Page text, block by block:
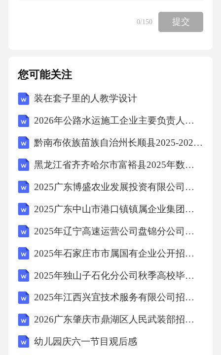
判断推理5、半导体在我们的日常生活中有着广
（）
B、硅不是半导体材料
C、温度升高，半导体的电阻会随之变高
D、LED灯利用半导体将电能转化为光能
【答案】：D半导体是指常温下导电性能介于导
体和绝缘体之间的物体。A项，麦克斯韦预言了
电磁波的存在，法拉第首次发现了半导体现
料，B项错误;C项，温度升高，半导体的电阻会
随之降低，导电率升高，C项错误;D项，LED灯
0/150 提交
您可能关注
装在套子里的人教学设计
2026年公路水运施工企业主要负责人考试题库（附答案）
黔南布依族苗族自治州长顺县2025-2026学年数学四下期末统考试题（含答案）
黑龙江省齐齐哈尔市富裕县2025年数学三年级第二学期期中统考模拟试题（含答案解析）
2025广东博盛农业发展投资有限公司招聘拟聘用笔试历年常考点试题专练附带答案详解
2025广东中山市港口镇镇属企业集团招聘员工1人笔试历年常考点试题专练附带答案详解
2025年辽宁高速运营公司盘锦分公司招聘30人笔试历年常考点试题专练附带答案详解
2025年石家庄市市属国有企业公开招聘应届毕业生223人笔试历年难易错考点试卷带答案解析
2025年独山子石化分公司秋季高校毕业生招聘（210人）笔试历年难易错考点试卷带答案解析
2025年江西兴宜技术服务有限公司招聘5人笔试历年常考点试题专练附带答案详解
2026广东肇庆市鼎湖区人民武装部招聘民兵专职教练员1人备考题库及答案详解一套
幼儿园庆六一节目观后感